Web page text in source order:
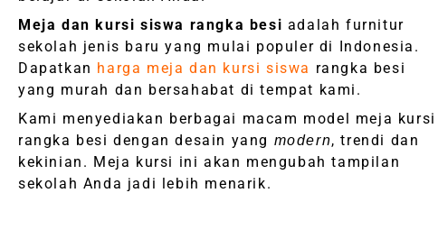
Meja dan kursi siswa rangka besi adalah furnitur
sekolah jenis baru yang mulai populer di Indonesia.
Dapatkan harga meja dan kursi siswa rangka besi
yang murah dan bersahabat di tempat kami.
Kami menyediakan berbagai macam model meja kursi
rangka besi dengan desain yang modern, trendi dan
kekinian. Meja kursi ini akan mengubah tampilan
sekolah Anda jadi lebih menarik.